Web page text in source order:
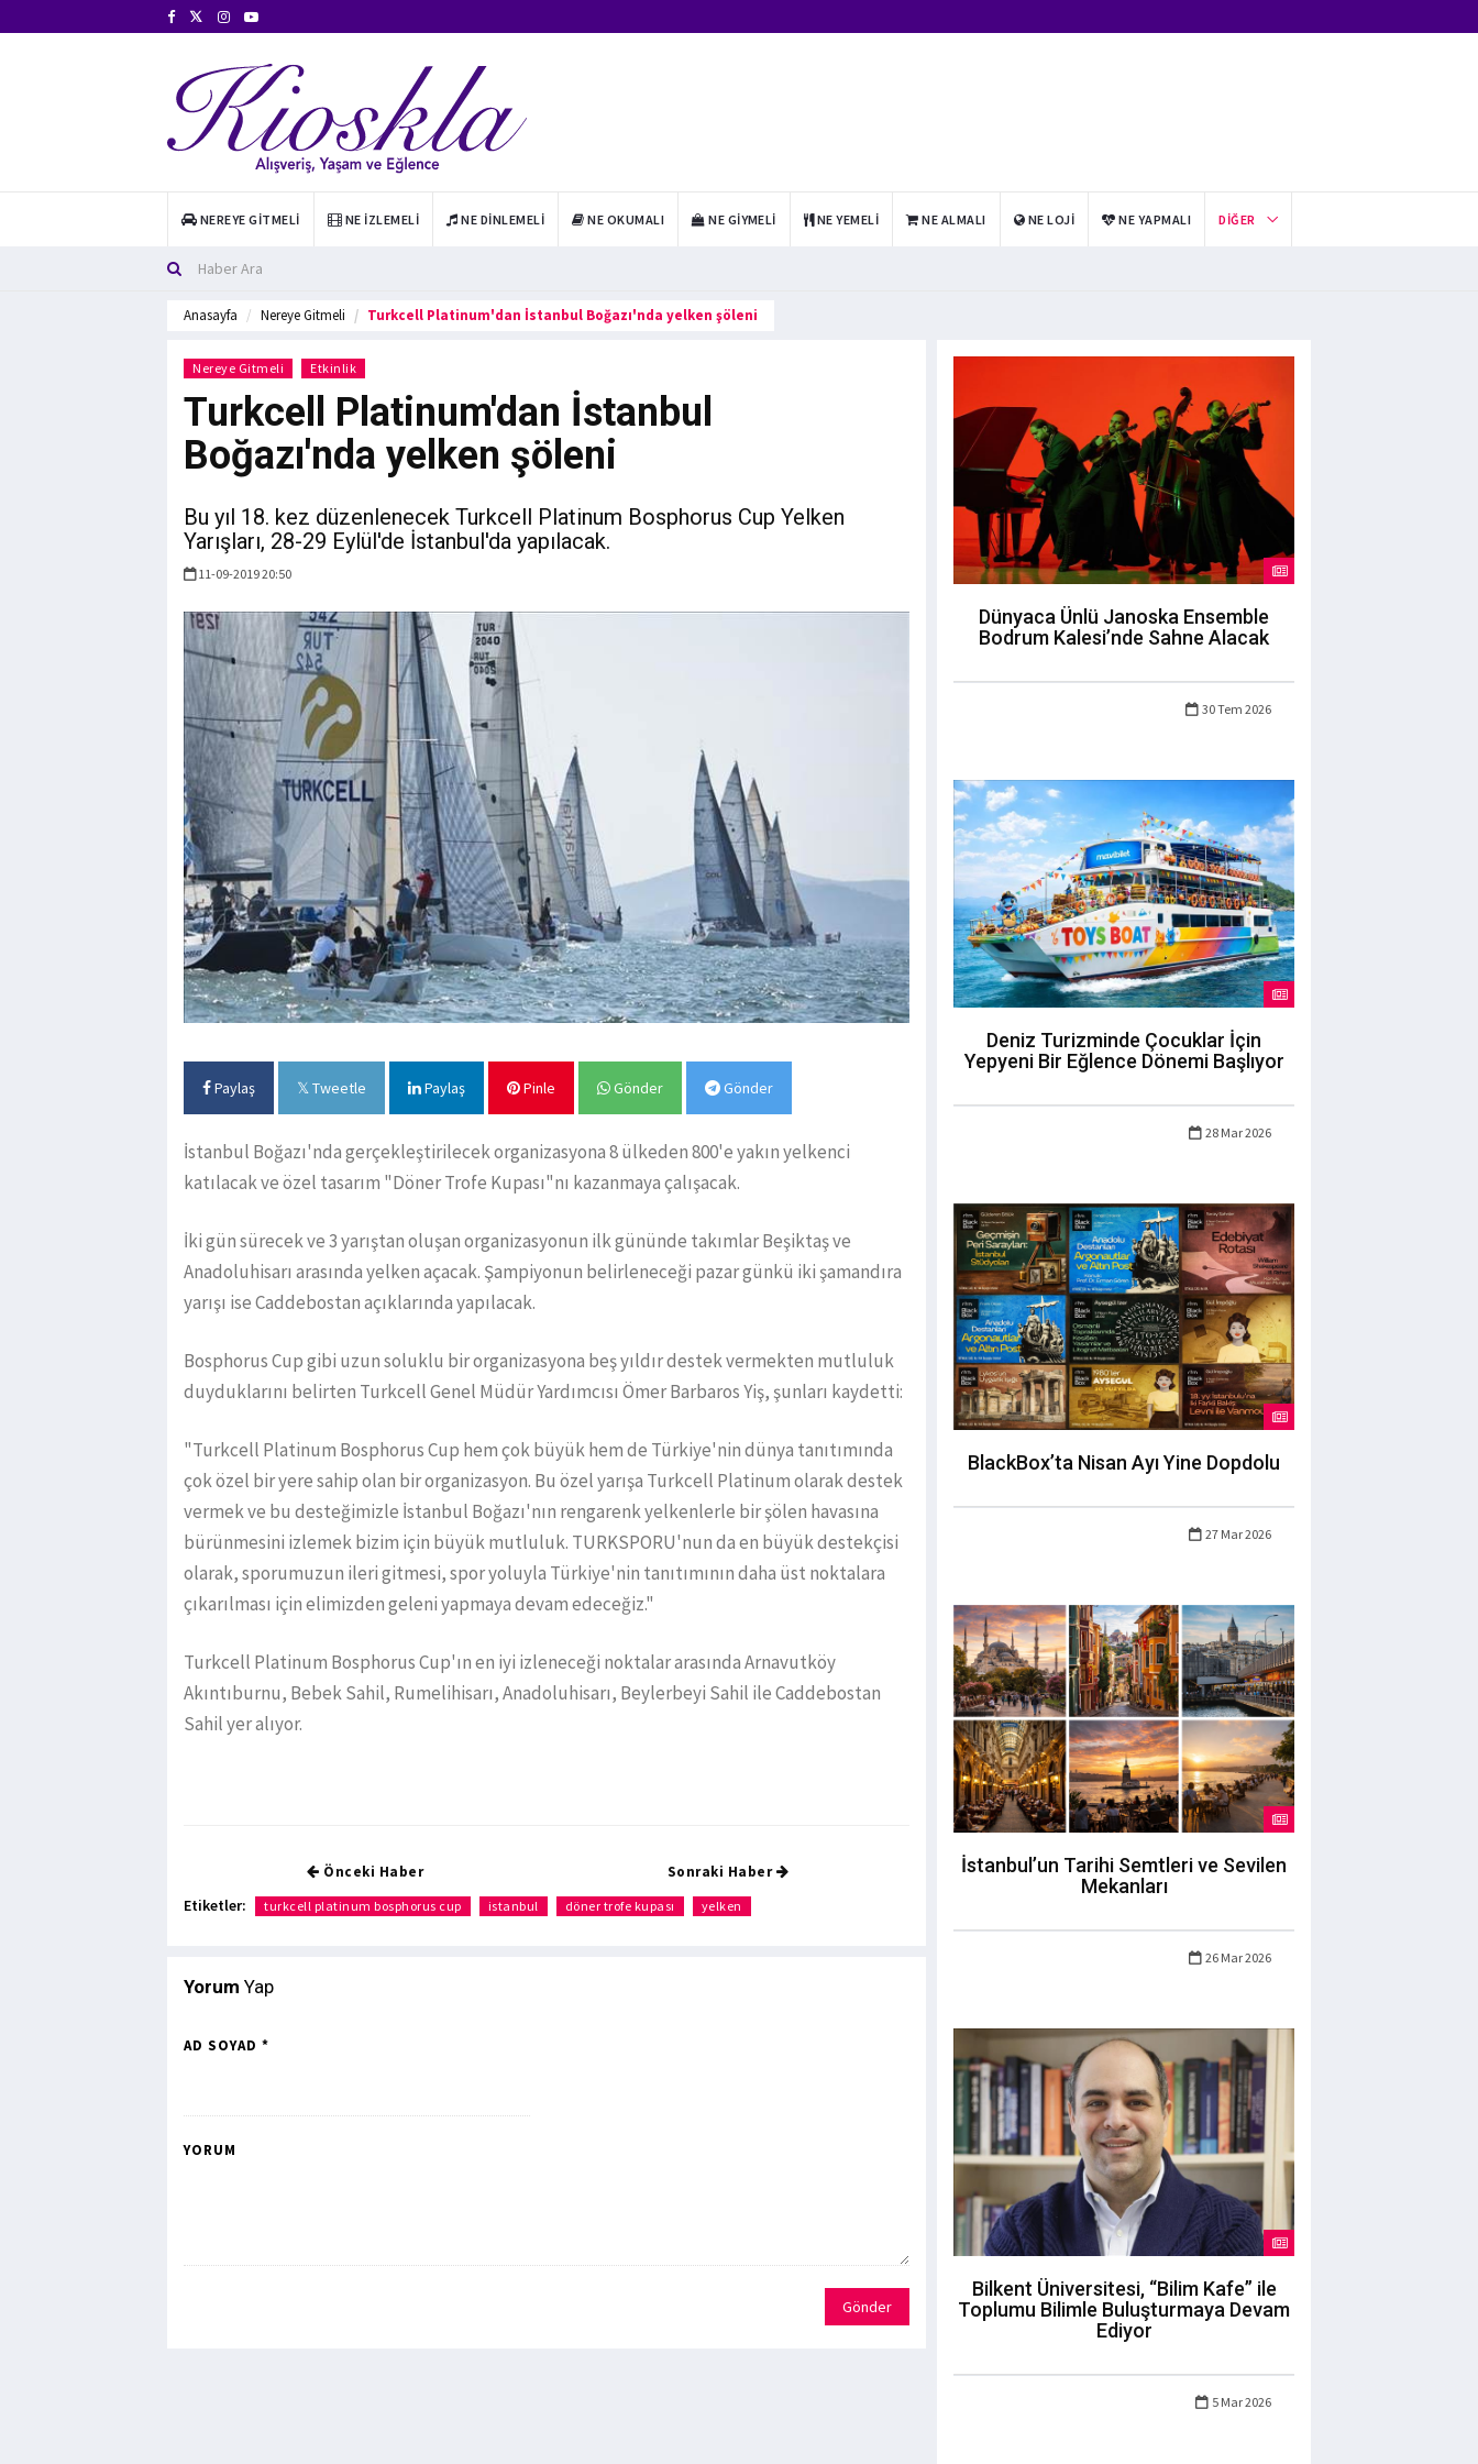
NEREYE GITMELI NE İZLEMELI NE DINLEMELI NE OKUMALI NE GIYMELI NE YEMELI NE ALMALI NE LOJI NE YAPMALI DIĞER
Anasayfa Nereye Gitmeli Turkcell Platinum'dan İstanbul Boğazı'nda yelken şöleni
Nereye Gitmeli Etkinlik
Turkcell Platinum'dan İstanbul
Boğazı'nda yelken şöleni
Bu yıl 18. kez düzenlenecek Turkcell Platinum Bosphorus Cup Yelken
Yarışları, 28-29 Eylül'de İstanbul'da yapılacak.
11-09-2019 20:50
Paylaş Tweetle Paylaş Pinle Gönder Gönder
İstanbul Boğazı'nda gerçekleştirilecek organizasyona 8 ülkeden 800'e yakın yelkenci
katılacak ve özel tasarım "Döner Trofe Kupası"nı kazanmaya çalışacak.
İki gün sürecek ve 3 yarıştan oluşan organizasyonun ilk gününde takımlar Beşiktaş ve
Anadoluhisarı arasında yelken açacak. Şampiyonun belirleneceği pazar günkü iki şamandıra
yarışı ise Caddebostan açıklarında yapılacak.
Bosphorus Cup gibi uzun soluklu bir organizasyona beş yıldır destek vermekten mutluluk
duyduklarını belirten Turkcell Genel Müdür Yardımcısı Ömer Barbaros Yiş, şunları kaydetti:
"Turkcell Platinum Bosphorus Cup hem çok büyük hem de Türkiye'nin dünya tanıtımında
çok özel bir yere sahip olan bir organizasyon. Bu özel yarışa Turkcell Platinum olarak destek
vermek ve bu desteğimizle İstanbul Boğazı'nın rengarenk yelkenlerle bir şölen havasına
bürünmesini izlemek bizim için büyük mutluluk. TURKSPORU'nun da en büyük destekçisi
olarak, sporumuzun ileri gitmesi, spor yoluyla Türkiye'nin tanıtımının daha üst noktalara
çıkarılması için elimizden geleni yapmaya devam edeceğiz."
Turkcell Platinum Bosphorus Cup'ın en iyi izleneceği noktalar arasında Arnavutköy
Akıntıburnu, Bebek Sahil, Rumelihisarı, Anadoluhisarı, Beylerbeyi Sahil ile Caddebostan
Sahil yer alıyor.
Önceki Haber Sonraki Haber
Etiketler: turkcell platinum bosphorus cup istanbul döner trofe kupası yelken
Yorum Yap
AD SOYAD *
YORUM
Gönder
Dünyaca Ünlü Janoska Ensemble
Bodrum Kalesi’nde Sahne Alacak
30 Tem 2026
Deniz Turizminde Çocuklar İçin
Yepyeni Bir Eğlence Dönemi Başlıyor
28 Mar 2026
BlackBox’ta Nisan Ayı Yine Dopdolu
27 Mar 2026
İstanbul’un Tarihi Semtleri ve Sevilen
Mekanları
26 Mar 2026
Bilkent Üniversitesi, “Bilim Kafe” ile
Toplumu Bilimle Buluşturmaya Devam
Ediyor
5 Mar 2026